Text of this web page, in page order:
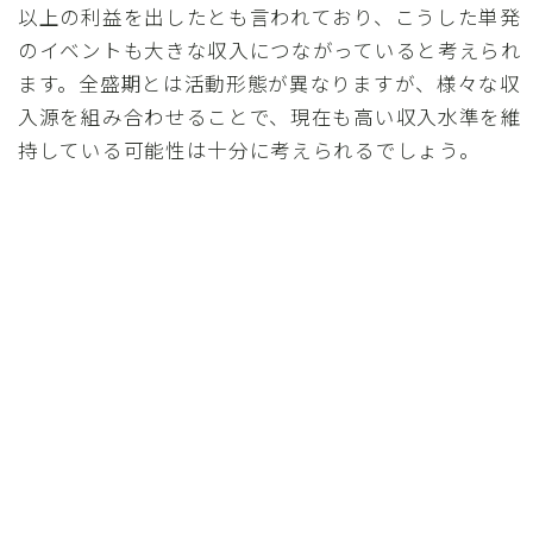
以上の利益を出したとも言われており、こうした単発
のイベントも大きな収入につながっていると考えられ
ます。全盛期とは活動形態が異なりますが、様々な収
入源を組み合わせることで、現在も高い収入水準を維
持している可能性は十分に考えられるでしょう。